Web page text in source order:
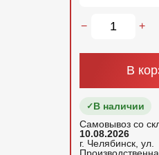
− +
В
В наличии
Самовывоз со
10.08.2026
г. Челябинск, ул.